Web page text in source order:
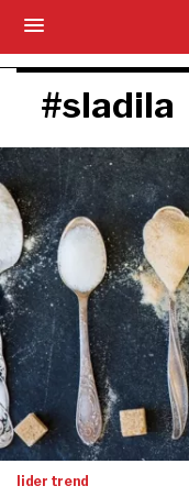
#sladila
lider trend